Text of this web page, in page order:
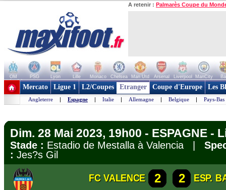
A retenir : Palmarès Coupe du
OM PSG Lyon Lille Monaco Chelsea Man Utd Arsenal Liverpool ManCity
+ de clubs
Mercato Ligue 1 L2/Coupes Etranger Coupe d'Europe Les
Angleterre | Espagne | Italie | Allemagne | Belgique | Pays-Bas
Dim. 28 Mai 2023, 19h00 - ESPAGNE -
Stade : Estadio de Mestalla à Valencia |
: Jes?s Gil
FC VALENCE 2 2
ESP.